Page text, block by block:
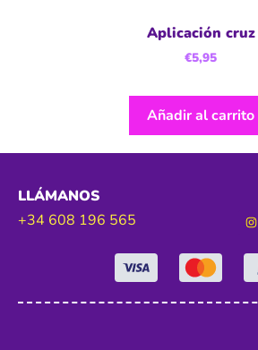
Aplicación cruz
€5,95
Añadir al carrito
LLÁMANOS
+34 608 196 565